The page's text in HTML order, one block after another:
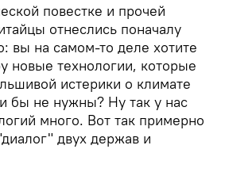
повестке и прочей
отнеслись поначалу
вы на самом-то деле хотите
новые технологии, которые
истерики о климате
бы не нужны? Ну так у нас
много. Вот так примерно
двух держав и